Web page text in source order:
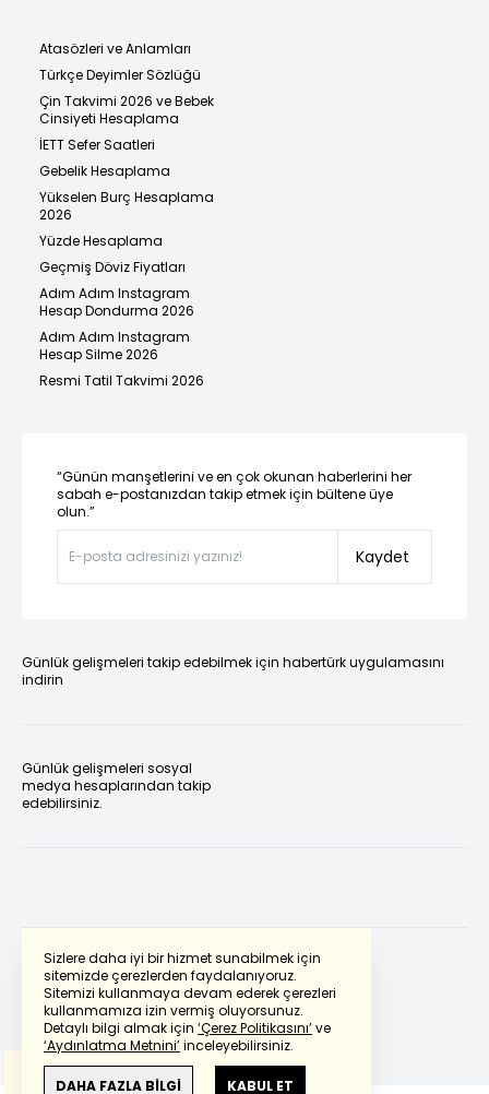
Sizlere daha iyi bir hizmet sunabilmek için
sitemizde çerezlerden faydalanıyoruz.
Sitemizi kullanmaya devam ederek çerezleri
kullanmamıza izin vermiş oluyorsunuz.
Detaylı bilgi almak için ‘Çerez Politikasını’ve
‘Aydınlatma Metnini’inceleyebilirsiniz.
DAHA FAZLA BİLGİ KABUL ET
Atasözleri ve Anlamları
Türkçe Deyimler Sözlüğü
Çin Takvimi 2026 ve Bebek
Cinsiyeti Hesaplama
İETT Sefer Saatleri
Gebelik Hesaplama
Yükselen Burç Hesaplama
2026
Yüzde Hesaplama
Geçmiş Döviz Fiyatları
Adım Adım Instagram
Hesap Dondurma 2026
Adım Adım Instagram
Hesap Silme 2026
Resmi Tatil Takvimi 2026
“Günün manşetlerini ve en çok okunan haberlerini her
sabah e-postanızdan takip etmek için bültene üye
olun.”
Kaydet
Günlük gelişmeleri takip edebilmek için habertürk uygulamasını
indirin
Günlük gelişmeleri sosyal
medya hesaplarından takip
edebilirsiniz.
Powered by Translate
Bu çevirideGoogle Transletekullanılmıştır.
Anlam ve çeviri hatalarından
haberturk.com